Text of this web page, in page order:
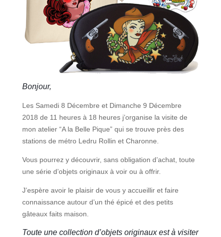
Bonjour,
Les Samedi 8 Décembre et Dimanche 9 Décembre
2018 de 11 heures à 18 heures j’organise la visite de
mon atelier “A la Belle Pique” qui se trouve près des
stations de métro Ledru Rollin et Charonne.
Vous pourrez y découvrir, sans obligation d’achat, toute
une série d’objets originaux à voir ou à offrir.
J’espère avoir le plaisir de vous y accueillir et faire
connaissance autour d’un thé épicé et des petits
gâteaux faits maison.
Toute une collection d’objets originaux est à visiter